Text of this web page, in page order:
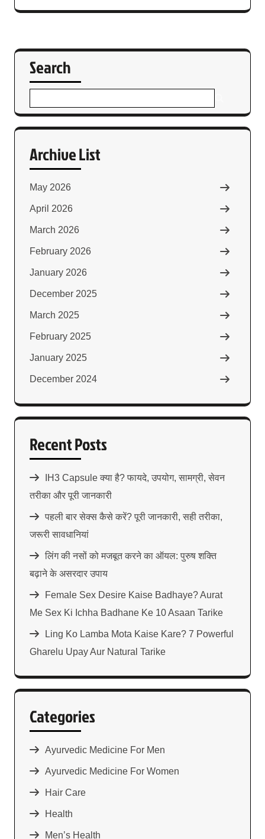
Search
Archive List
May 2026
April 2026
March 2026
February 2026
January 2026
December 2025
March 2025
February 2025
January 2025
December 2024
Recent Posts
IH3 Capsule क्या है? फायदे, उपयोग, सामग्री, सेवन
तरीका और पूरी जानकारी
पहली बार सेक्स कैसे करें? पूरी जानकारी, सही तरीका,
जरूरी सावधानियां
लिंग की नसों को मजबूत करने का ऑयल: पुरुष शक्ति
बढ़ाने के असरदार उपाय
Female Sex Desire Kaise Badhaye? Aurat
Me Sex Ki Ichha Badhane Ke 10 Asaan Tarike
Ling Ko Lamba Mota Kaise Kare? 7 Powerful
Gharelu Upay Aur Natural Tarike
Categories
Ayurvedic Medicine For Men
Ayurvedic Medicine For Women
Hair Care
Health
Men’s Health